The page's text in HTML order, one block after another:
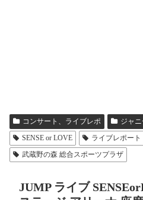
コンサート、ライブレポ ジャ
SENSE or LOVE
ライブレポート
武蔵野の森 総合スポーツプラザ
JUMP ライブ